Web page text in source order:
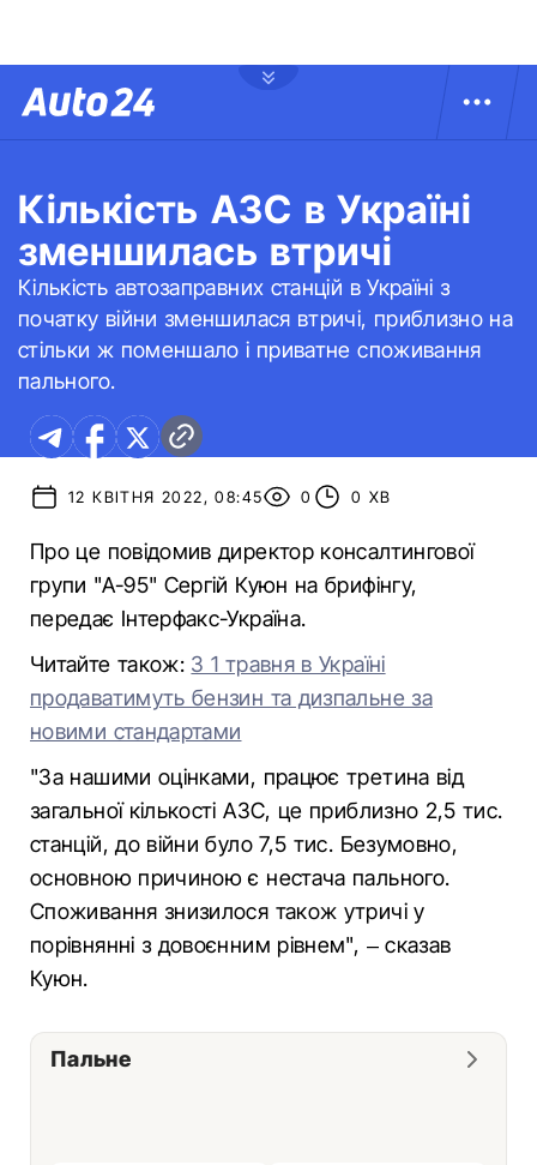
Кількість АЗС в Україні
зменшилась втричі
Кількість автозаправних станцій в Україні з
початку війни зменшилася втричі, приблизно на
стільки ж поменшало і приватне споживання
пального.
12 КВІТНЯ 2022, 08:45 0 0 ХВ
Про це повідомив директор консалтингової
групи "А-95" Сергій Куюн на брифінгу,
передає Інтерфакс-Україна.
Читайте також: З 1 травня в Україні
продаватимуть бензин та дизпальне за
новими стандартами
"За нашими оцінками, працює третина від
загальної кількості АЗС, це приблизно 2,5 тис.
станцій, до війни було 7,5 тис. Безумовно,
основною причиною є нестача пального.
Споживання знизилося також утричі у
порівнянні з довоєнним рівнем", – сказав
Куюн.
Пальне